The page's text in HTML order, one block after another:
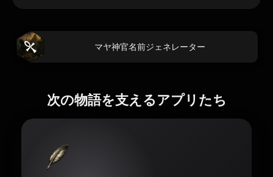
マヤ神官名前ジェネレーター
次の物語を支えるアプリたち